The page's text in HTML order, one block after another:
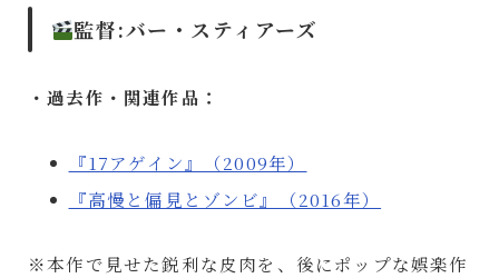
監督:バー・スティアーズ
・過去作・関連作品：
『17アゲイン』（2009年）
『高慢と偏見とゾンビ』（2016年）
※本作で見せた鋭利な皮肉を、後にポップな娯楽作